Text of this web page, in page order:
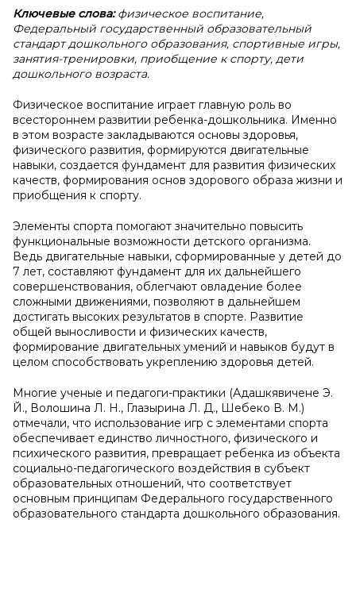
Ключевые слова:физическое воспитание,
Федеральный государственный образовательный
стандарт дошкольного образования, спортивные игры,
занятия-тренировки, приобщение к спорту, дети
дошкольного возраста.
Физическое воспитание играет главную роль во
всестороннем развитии ребенка-дошкольника. Именно
в этом возрасте закладываются основы здоровья,
физического развития, формируются двигательные
навыки, создается фундамент для развития физических
качеств, формирования основ здорового образа жизни и
приобщения к спорту.
Элементы спорта помогают значительно повысить
функциональные возможности детского организма.
Ведь двигательные навыки, сформированные у детей до
7 лет, составляют фундамент для их дальнейшего
совершенствования, облегчают овладение более
сложными движениями, позволяют в дальнейшем
достигать высоких результатов в спорте. Развитие
общей выносливости и физических качеств,
формирование двигательных умений и навыков будут в
целом способствовать укреплению здоровья детей.
Многие ученые и педагоги-практики (Адашкявичене Э.
Й., Волошина Л. Н., Глазырина Л. Д., Шебеко В. М.)
отмечали, что использование игр с элементами спорта
обеспечивает единство личностного, физического и
психического развития, превращает ребенка из объекта
социально-педагогического воздействия в субъект
образовательных отношений, что соответствует
основным принципам Федерального государственного
образовательного стандарта дошкольного образования.